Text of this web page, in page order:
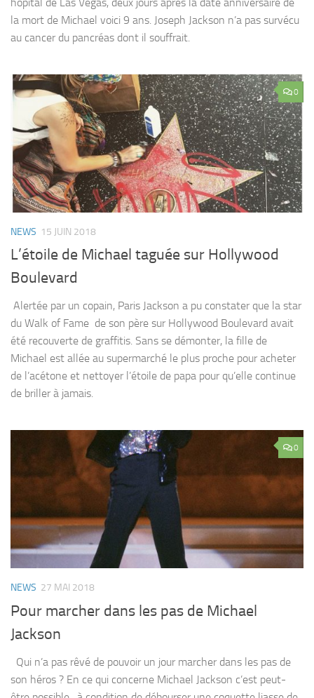
hôpital de Las Vegas, deux jours après la date anniversaire de
la mort de Michael voici 9 ans. Joseph Jackson n’a pas survécu
au cancer du pancréas dont il souffrait.
0
NEWS 15 JUIN 2018
L’étoile de Michael taguée sur Hollywood
Boulevard
Alertée par un copain, Paris Jackson a pu constater que la star
du Walk of Fame de son père sur Hollywood Boulevard avait
été recouverte de graffitis. Sans se démonter, la fille de
Michael est allée au supermarché le plus proche pour acheter
de l’acétone et nettoyer l’étoile de papa pour qu’elle continue
de briller à jamais.
0
NEWS 27 MAI 2018
Pour marcher dans les pas de Michael
Jackson
Qui n’a pas rêvé de pouvoir un jour marcher dans les pas de
son héros ? En ce qui concerne Michael Jackson c’est peut-